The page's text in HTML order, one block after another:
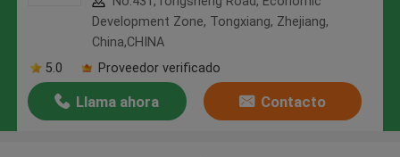
Development Zone, Tongxiang, Zhejiang,
China,CHINA
5.0
Proveedor verificado
Llama ahora Contacto